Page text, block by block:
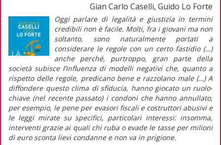
Gian Carlo Caselli, Guido Lo Forte
Oggi parlare di legalità e giustizia in termini
credibili non è facile. Molti, fra i giovani ma non
soltanto, sono naturalmente portati a
considerare le regole con un certo fastidio (…)
anche perché, purtroppo, gran parte della
società subisce l’influenza di modelli negativi che, quanto a
rispetto delle regole, predicano bene e razzolano male (…) A
diffondere questo clima di sfiducia, hanno giocato un ruolo-
chiave (nel recente passato) i condoni che hanno annullato,
per esempio, le pene per evasori fiscali e costruttori abusivi e
le leggi mirate su specifici, particolari interessi: insomma,
interventi grazie ai quali chi ruba o evade le tasse per milioni
di euro sconta lievi condanne e non va in prigione.